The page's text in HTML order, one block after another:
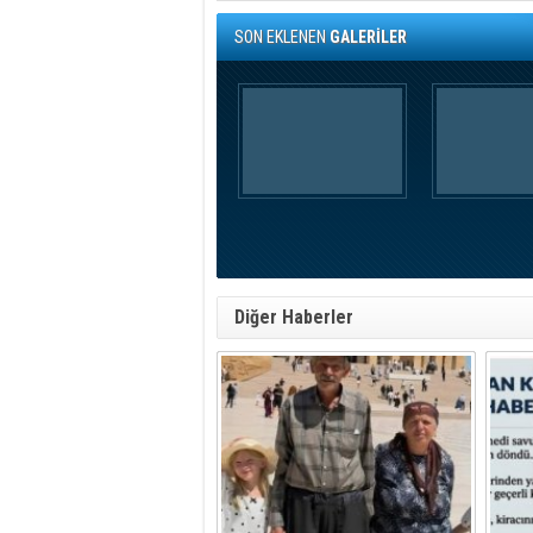
SON EKLENENGALERİLER
Diğer Haberler